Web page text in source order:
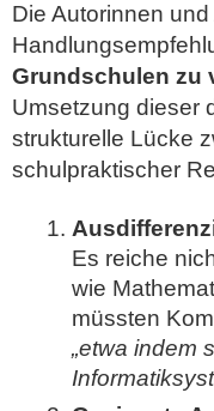
Die Autorinnen
Grundschulen zu
Umsetzung dieser
strukturelle Lücke
schulpraktischer
Es reiche
wie
müssten
„etwa indem